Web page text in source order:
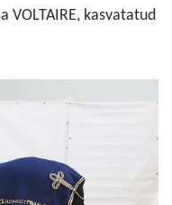
VOLTAIRE, kasvatatud